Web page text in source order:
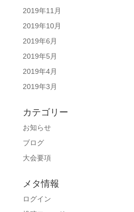
2019年11月
2019年10月
2019年6月
2019年5月
2019年4月
2019年3月
カテゴリー
お知らせ
ブログ
大会要項
メタ情報
ログイン